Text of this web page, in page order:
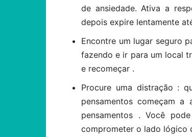
de ansiedade. Ativa a
depois expire lentamente
Encontre um lugar seguro
fazendo e ir para um local
e recomeçar .
Procure uma distração :
pensamentos começam
pensamentos . Você
comprometer o lado lógico